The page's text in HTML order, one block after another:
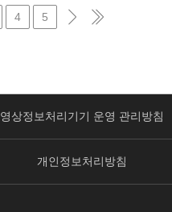
4 5
영상정보처리기기 운영 관리방침
개인정보처리방침